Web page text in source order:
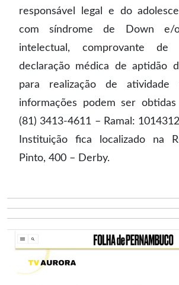
responsável legal e do
com síndrome de Down e/
intelectual, comprovante de
declaração médica de aptidão
para realização de atividade
informações podem ser
(81) 3413-4611 – Ramal:
Instituição fica localizado na
Pinto, 400 – Derby.